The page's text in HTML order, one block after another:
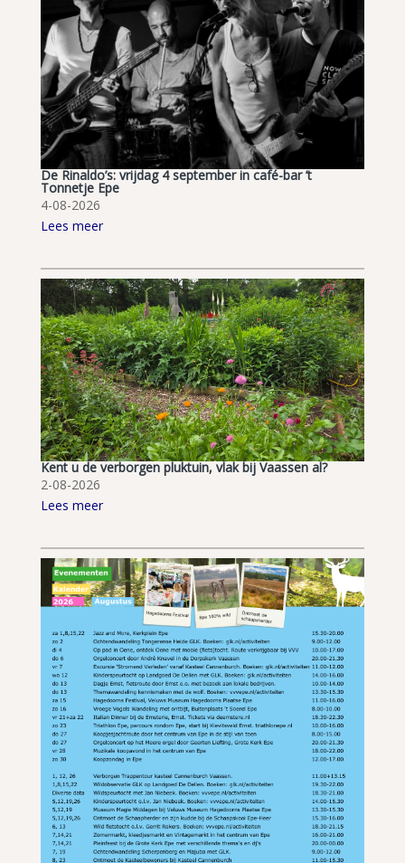
De Rinaldo’s: vrijdag 4 september in café-bar ’t
Tonnetje Epe
4-08-2026
Lees meer
Kent u de verborgen pluktuin, vlak bij Vaassen al?
2-08-2026
Lees meer